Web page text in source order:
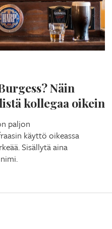
Näin
kollegaa oikein
paljon
käyttö oikeassa
Sisällytä aina